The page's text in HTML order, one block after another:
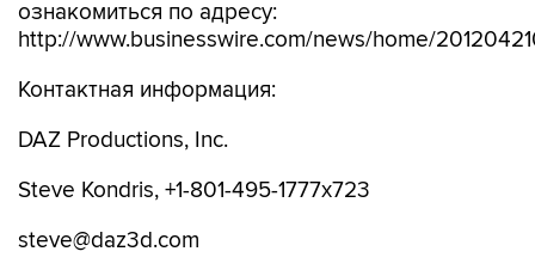
ознакомиться по адресу:
http://www.businesswire.com/news/home/
Контактная информация:
DAZ Productions, Inc.
Steve Kondris, +1-801-495-1777x723
steve@daz3d.com